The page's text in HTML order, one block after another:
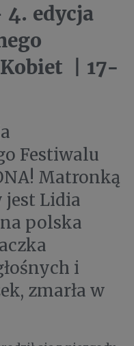
4. edycja
| 17-
Festiwalu
Matronką
jest Lidia
polska
i
zmarła w